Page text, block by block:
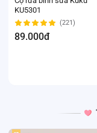
KU5301
(221)
89.000đ